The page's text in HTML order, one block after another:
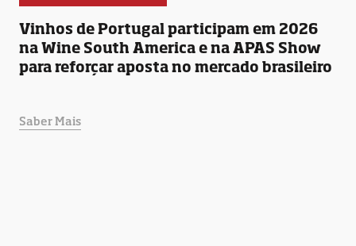
Vinhos de Portugal participam em 2026
na Wine South America e na APAS Show
para reforçar aposta no mercado brasileiro
Saber Mais